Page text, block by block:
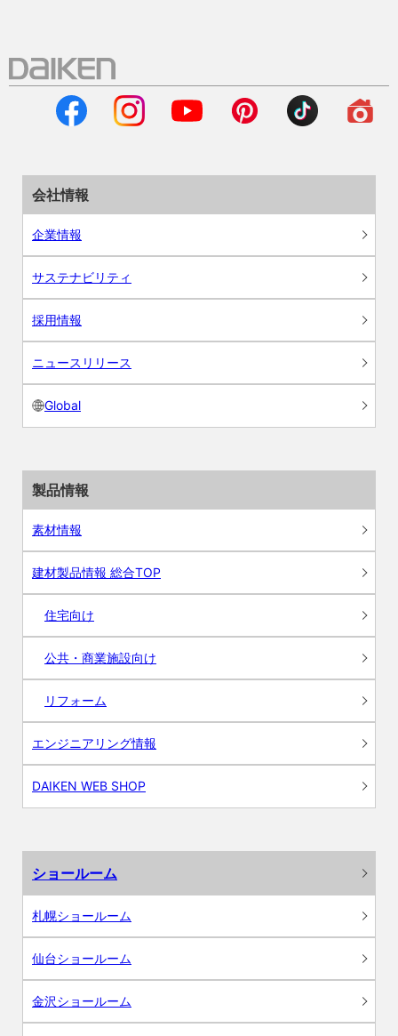
会社情報
企業情報
サステナビリティ
採用情報
ニュースリリース
Global
製品情報
素材情報
建材製品情報 総合TOP
住宅向け
公共・商業施設向け
リフォーム
エンジニアリング情報
DAIKEN WEB SHOP
ショールーム
札幌ショールーム
仙台ショールーム
金沢ショールーム